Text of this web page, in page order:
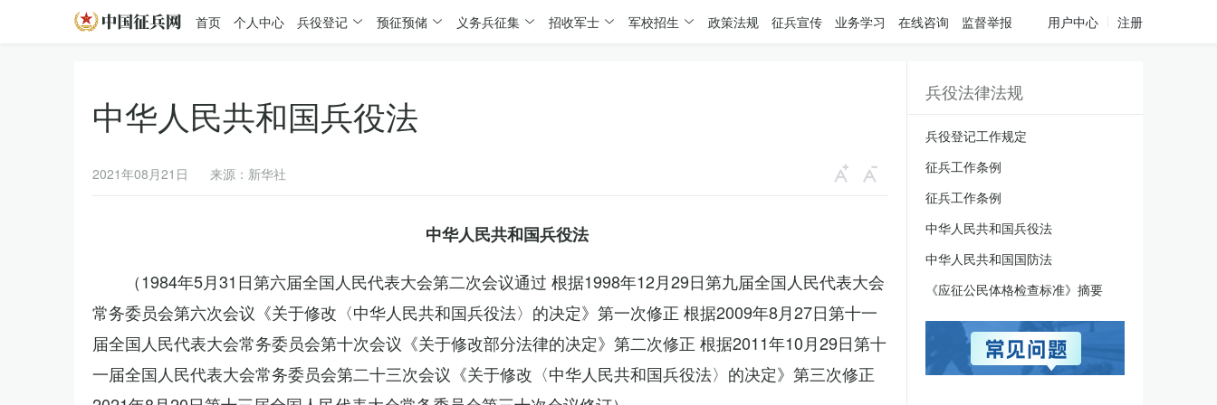
首页 个人中心 兵役登记 预征预储 义务兵征集 招收军士 军校招生 政策法规 征兵宣传 业务学习 在线咨询 监督举报 用户中心 注册
中华人民共和国兵役法
2021年08月21日 来源：新华社
中华人民共和国兵役法
（1984年5月31日第六届全国人民代表大会第二次会议通过 根据1998年12月29日第九届全国人民代表大会
常务委员会第六次会议《关于修改〈中华人民共和国兵役法〉的决定》第一次修正 根据2009年8月27日第十一
届全国人民代表大会常务委员会第十次会议《关于修改部分法律的决定》第二次修正 根据2011年10月29日第十
一届全国人民代表大会常务委员会第二十三次会议《关于修改〈中华人民共和国兵役法〉的决定》第三次修正
兵役法律法规
兵役登记工作规定
征兵工作条例
征兵工作条例
中华人民共和国兵役法
中华人民共和国国防法
《应征公民体格检查标准》摘要